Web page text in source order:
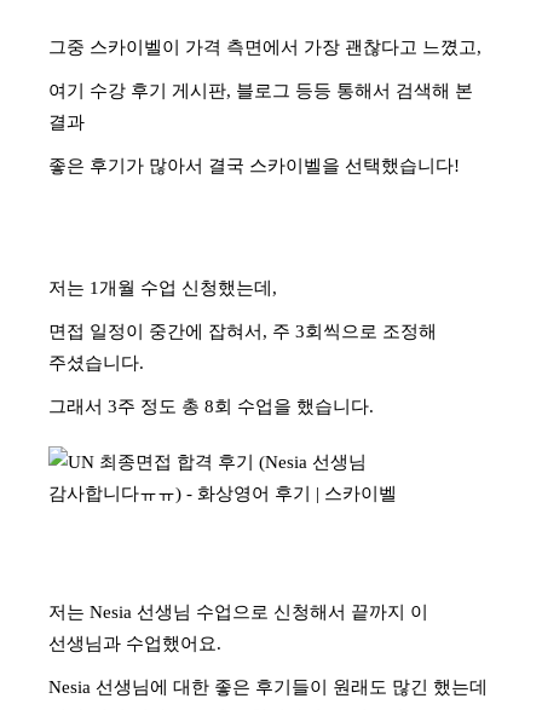
그중 스카이벨이 가격 측면에서 가장 괜찮다고 느꼈고,
여기 수강 후기 게시판, 블로그 등등 통해서 검색해 본
결과
좋은 후기가 많아서 결국 스카이벨을 선택했습니다!
저는 1개월 수업 신청했는데,
면접 일정이 중간에 잡혀서, 주 3회씩으로 조정해
주셨습니다.
그래서 3주 정도 총 8회 수업을 했습니다.
저는 Nesia 선생님 수업으로 신청해서 끝까지 이
선생님과 수업했어요.
Nesia 선생님에 대한 좋은 후기들이 원래도 많긴 했는데